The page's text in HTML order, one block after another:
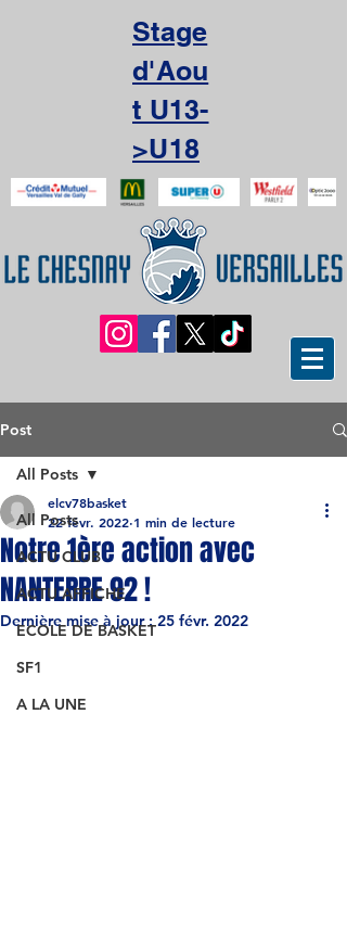
Stage
d'Aou
t U13-
>U18
Post
All Posts
ACTU CLUB
ACTU AFFICHE
ECOLE DE BASKET
SF1
A LA UNE
All Posts
Notre 1ère action avec
NANTERRE 92 !
elcv78basket
22 févr. 2022 1 min de lecture
Dernière mise à jour :25 févr. 2022